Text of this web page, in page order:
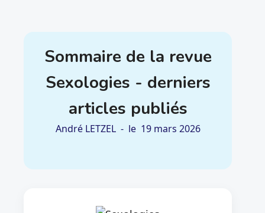
Sommaire de la revue
Sexologies - derniers
articles publiés
André LETZEL- le 19 mars 2026